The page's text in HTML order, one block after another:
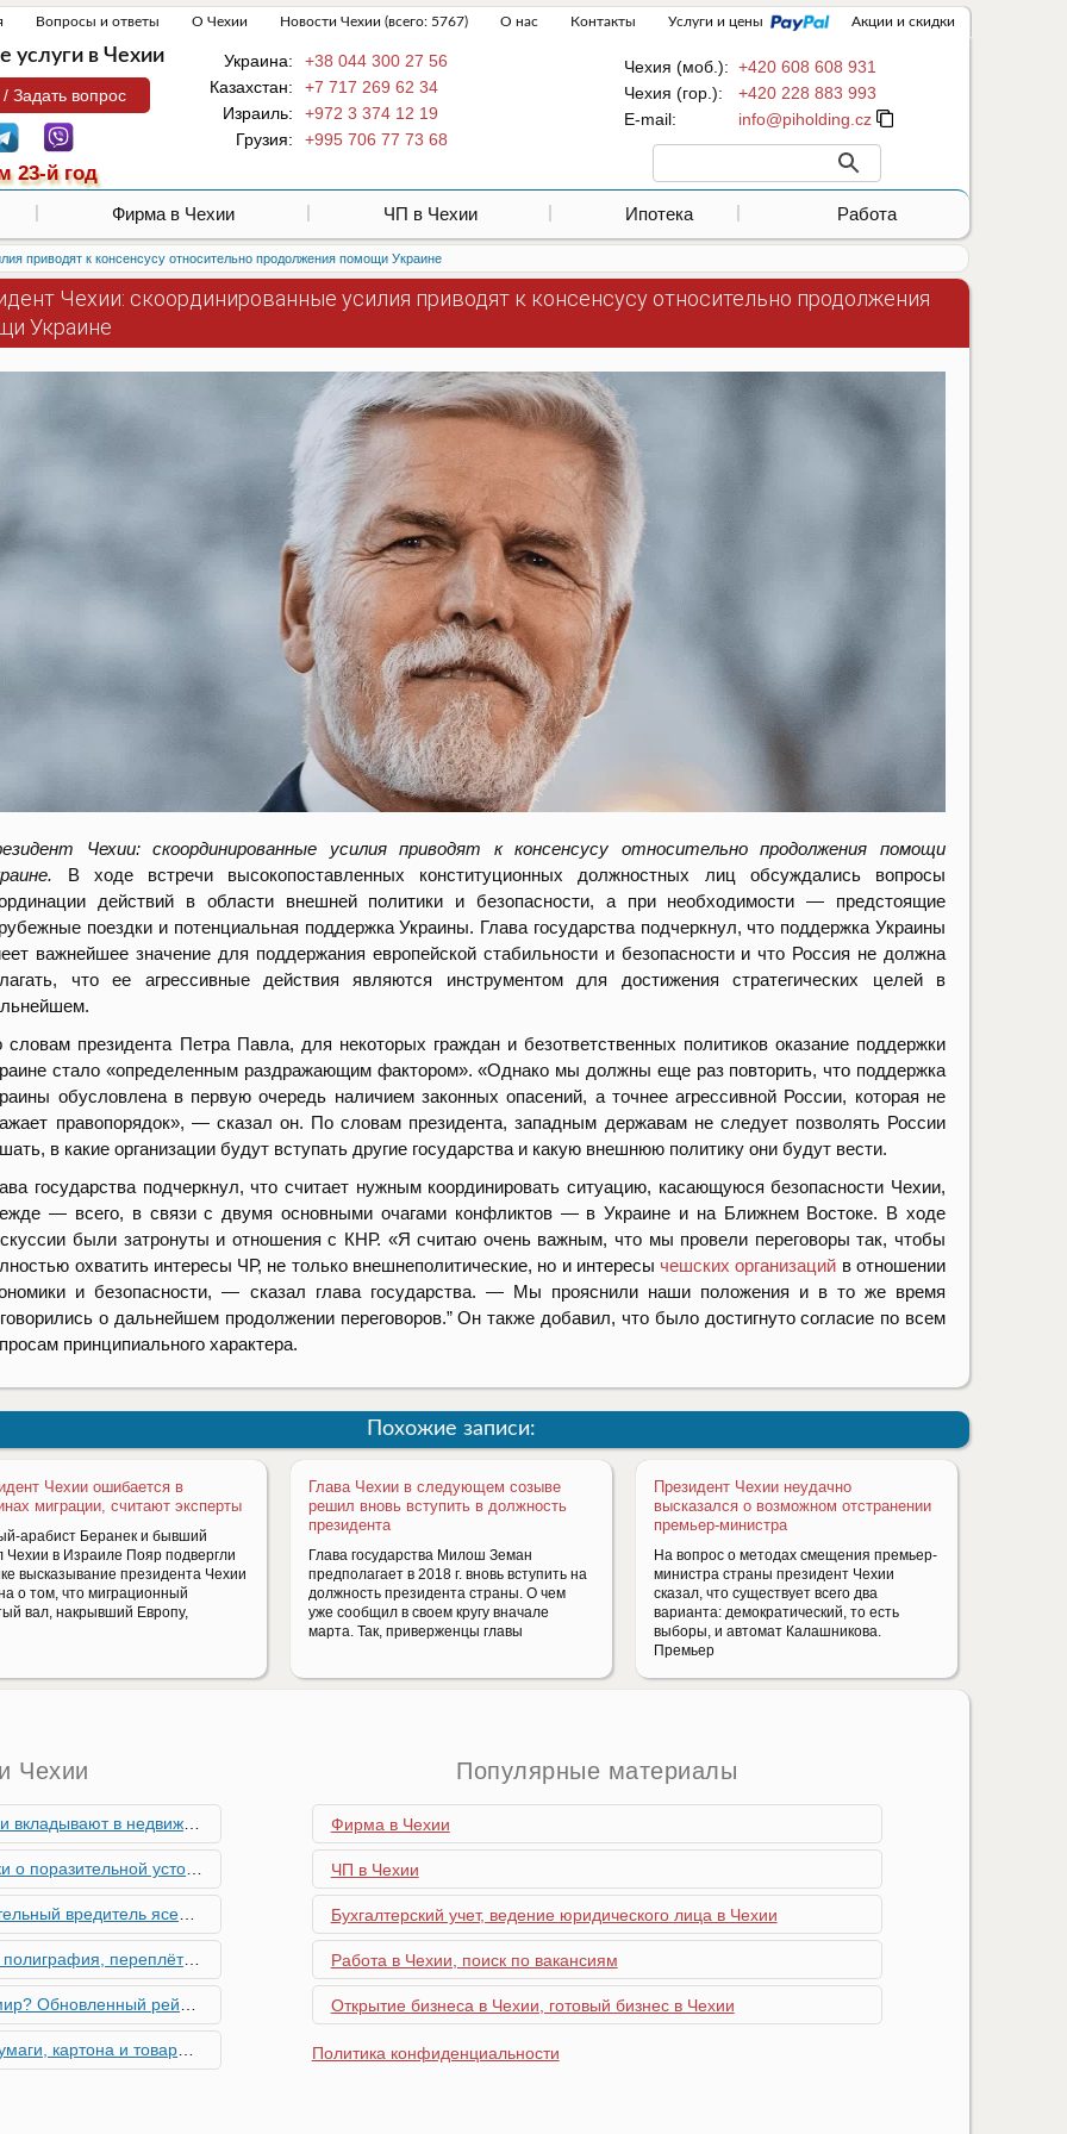
Вопросы и ответы О Чехии Новости Чехии (всего: 5767) О нас Контакты Услуги и цены Акции и скидки
Задать вопрос
23-й год
услуги в Чехии Чехия (моб.): +420 608 608 931
Чехия (гор.):
+420 228 883 993
Е-mail:
Украина:
+38 044 300 27 56
Казахстан:
+7 717 269 62 34
Израиль:
+972 3 374 12 19
Грузия:
+995 706 77 73 68
Фирма в Чехии ЧП в Чехии Ипотека Работа
приводят к консенсусу относительно продолжения помощи Украине
Чехии: скоординированные усилия приводят к консенсусу относительно продолжения
Украине
Чехии: скоординированные усилия приводят к консенсусу относительно продолжения помощи
В ходе встречи высокопоставленных конституционных должностных лиц обсуждались вопросы
действий в области внешней политики и безопасности, а при необходимости — предстоящие
поездки и потенциальная поддержка Украины. Глава государства подчеркнул, что поддержка Украины
важнейшее значение для поддержания европейской стабильности и безопасности и что Россия не должна
что ее агрессивные действия являются инструментом для достижения стратегических целей в
словам президента Петра Павла, для некоторых граждан и безответственных политиков оказание поддержки
стало «определенным раздражающим фактором». «Однако мы должны еще раз повторить, что поддержка
обусловлена в первую очередь наличием законных опасений, а точнее агрессивной России, которая не
правопорядок», — сказал он. По словам президента, западным державам не следует позволять России
в какие организации будут вступать другие государства и какую внешнюю политику они будут вести.
государства подчеркнул, что считает нужным координировать ситуацию, касающуюся безопасности Чехии,
— всего, в связи с двумя основными очагами конфликтов — в Украине и на Ближнем Востоке. В ходе
были затронуты и отношения с КНР. «Я считаю очень важным, что мы провели переговоры так, чтобы
охватить интересы ЧР, не только внешнеполитические, но и интересы чешских организаций в отношении
и безопасности, — сказал глава государства. — Мы прояснили наши положения и в то же время
о дальнейшем продолжении переговоров.” Он также добавил, что было достигнуто согласие по всем
принципиального характера.
Похожие записи:
Чехии ошибается в
миграции, считают эксперты
арабист Беранек и бывший
Чехии в Израиле Пояр подвергли
высказывание президента Чехии
о том, что миграционный
вал, накрывший Европу,
Глава Чехии в следующем созыве
решил вновь вступить в должность
президента
Глава государства Милош Земан
предполагает в 2018 г. вновь вступить на
должность президента страны. О чем
уже сообщил в своем кругу вначале
марта. Так, приверженцы главы
Президент Чехии неудачно
высказался о возможном отстранении
премьер-министра
На вопрос о методах смещения премьер-
министра страны президент Чехии
сказал, что существует всего два
варианта: демократический, то есть
выборы, и автомат Калашникова.
Премьер
Чехии
и почему меняются их предпочтения?
устойчивости экономики Чехии
к Чехии, необходима бдительность граждан
работы в Чехии - простая лицензия №14
глобальной мобильности 2026 года
материалов в Чехии - простая лицензия №13
Популярные материалы
Фирма в Чехии
ЧП в Чехии
Бухгалтерский учет, ведение юридического лица в Чехии
Работа в Чехии, поиск по вакансиям
Открытие бизнеса в Чехии, готовый бизнес в Чехии
Политика конфиденциальности